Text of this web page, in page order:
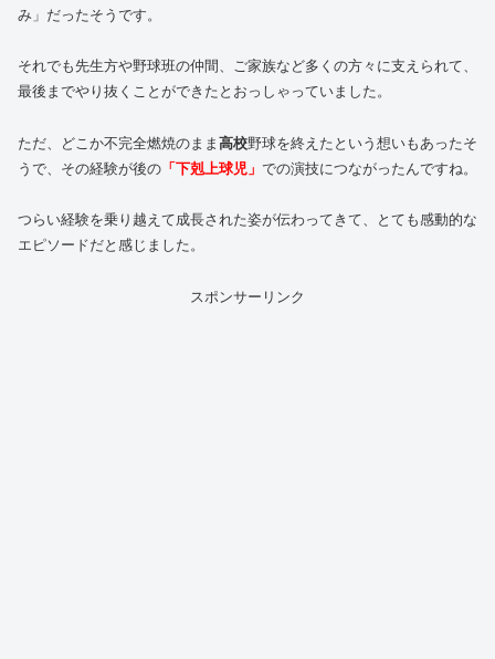
み」だったそうです。
それでも先生方や野球班の仲間、ご家族など多くの方々に支えられて、
最後までやり抜くことができたとおっしゃっていました。
ただ、どこか不完全燃焼のまま 高校野球を終えたという想いもあったそ
うで、その経験が後の 「下剋上球児」 での演技につながったんですね。
つらい経験を乗り越えて成長された姿が伝わってきて、とても感動的な
エピソードだと感じました。
スポンサーリンク